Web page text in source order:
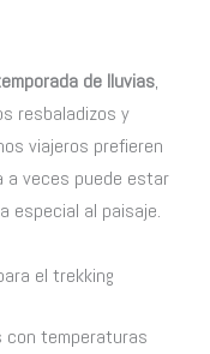
de lluvias,
resbaladizos y
viajeros prefieren
a veces puede estar
especial al paisaje.
el trekking
temperaturas